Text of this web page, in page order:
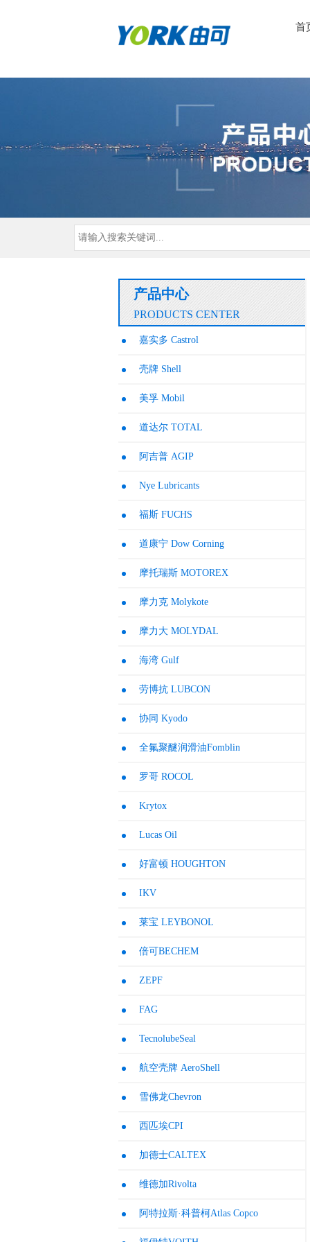
首
产品中心
PRODUCTS CENTER
嘉实多 Castrol
壳牌 Shell
美孚 Mobil
道达尔 TOTAL
阿吉普 AGIP
Nye Lubricants
福斯 FUCHS
道康宁 Dow Corning
摩托瑞斯 MOTOREX
摩力克 Molykote
摩力大 MOLYDAL
海湾 Gulf
劳博抗 LUBCON
协同 Kyodo
全氟聚醚润滑油Fomblin
罗哥 ROCOL
Krytox
Lucas Oil
好富顿 HOUGHTON
IKV
莱宝 LEYBONOL
倍可BECHEM
ZEPF
FAG
TecnolubeSeal
航空壳牌 AeroShell
雪佛龙Chevron
西匹埃CPI
加德士CALTEX
维德加Rivolta
阿特拉斯·科普柯Atlas Copco